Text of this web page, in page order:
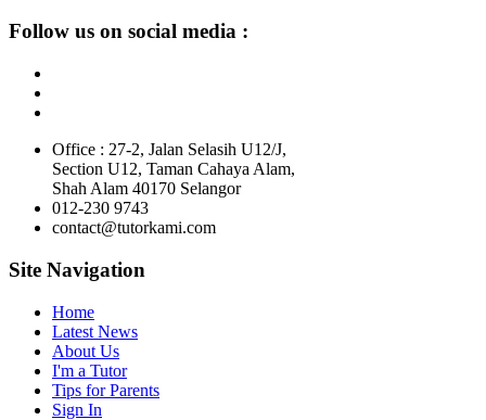
Follow us on social media :
Office : 27-2, Jalan Selasih U12/J,
Section U12, Taman Cahaya Alam,
Shah Alam 40170 Selangor
012-230 9743
contact@tutorkami.com
Site Navigation
Home
Latest News
About Us
I'm a Tutor
Tips for Parents
Sign In